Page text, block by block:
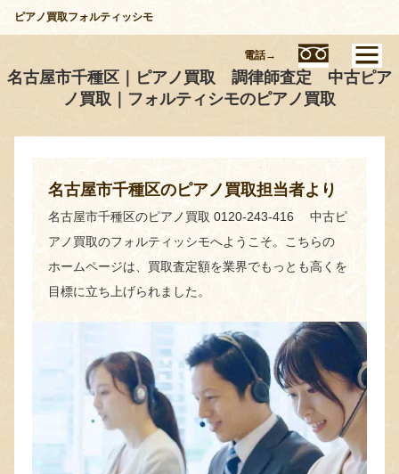
ピアノ買取フォルティッシモ
名古屋市千種区｜ピアノ買取 調律師査定 中古ピア
ノ買取｜フォルティシモのピアノ買取
名古屋市千種区のピアノ買取担当者より
名古屋市千種区のピアノ買取 0120-243-416 中古ピ
アノ買取のフォルティッシモへようこそ。こちらの
ホームページは、買取査定額を業界でもっとも高くを
目標に立ち上げられました。
電話→